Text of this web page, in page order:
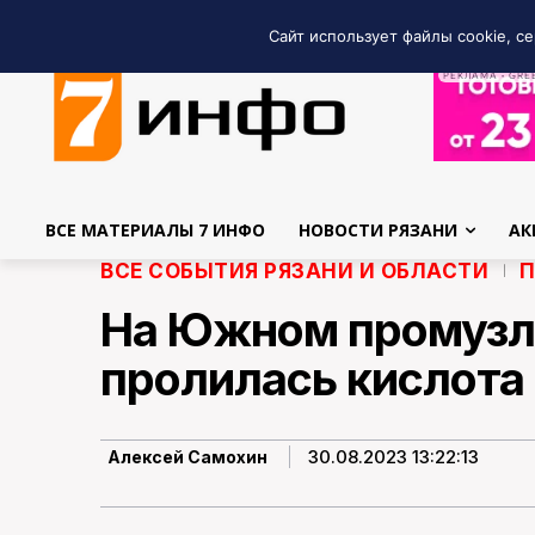
РЕКЛАМА •
ВСЕ МАТЕРИАЛЫ 7 ИНФО НОВОСТИ РЯЗАНИ
ВСЕ СОБЫТИЯ РЯЗАНИ И ОБЛАСТИ
На Южном
пролилась кислота
Алексей Самохин 30.08.2023 13:22:13
Сайт использует файлы cookie,